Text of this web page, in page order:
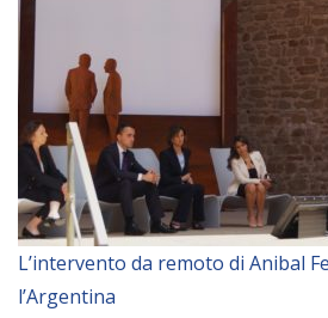
L’intervento da remoto di Anibal
l’Argentina